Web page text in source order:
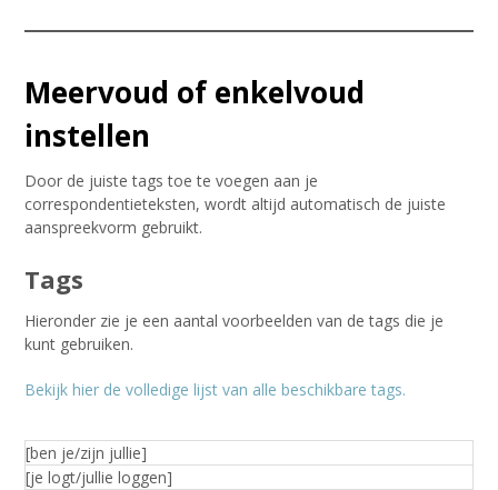
Meervoud of enkelvoud
instellen
Door de juiste tags toe te voegen aan je
correspondentieteksten, wordt altijd automatisch de juiste
aanspreekvorm gebruikt.
Tags
Hieronder zie je een aantal voorbeelden van de tags die je
kunt gebruiken.
Bekijk hier de volledige lijst van alle beschikbare tags.
[ben je/zijn jullie]
[je logt/jullie loggen]